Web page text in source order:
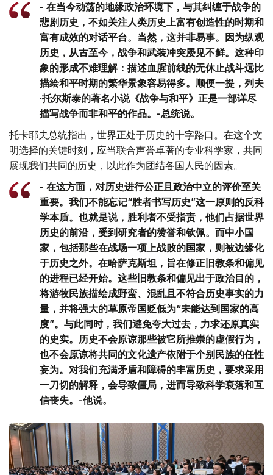
- 在当今动荡的地缘政治环境下，与其纠缠于战争的
悲剧历史，不如关注人类历史上富有创造性的时期和
富有成效的对话平台。当然，这并非易事。因为纵观
历史，从古至今，战争和武装冲突屡见不鲜。这种印
象的形成不难理解：描述血腥前线的无休止战斗远比
描绘和平时期的繁华景象容易得多。顺便一提，列夫
·托尔斯泰的著名小说《战争与和平》正是一部详尽
描写战争而非和平的作品。-总统说。
托卡耶夫总统指出，世界正处于历史的十字路口。在这个文
明选择的关键时刻，应当联合声誉卓著的专业科学家，共同
展现我们共同的历史，以此作为团结各国人民的因素。
- 在这方面，对历史进行公正且政治中立的评价至关
重要。我们不能忘记“胜者书写历史”这一原则的反科
学本质。也就是说，胜利者不受指责，他们占据世界
历史的前沿，受到研究者的赞誉和钦佩。而中小国
家，包括那些在战场一项上战败的国家，则被边缘化
于历史之外。在哈萨克斯坦，旨在修正旧教条和偏见
的进程已经开始。这些旧教条和偏见出于政治目的，
将游牧民族描绘成野蛮、混乱且不符合历史事实的力
量，并将强大的草原帝国贬低为“未能达到国家的高
度”。与此同时，我们避免夸大过去，力求还原真实
的史实。历史不会原谅那些被它所推崇的虚假行为，
也不会原谅将共同的文化遗产依附于个别民族的任性
妄为。对我们充满矛盾和障碍的丰富历史，要求采用
一刀切的解释，会导致僵局，进而导致科学衰落和互
信丧失。-他说。